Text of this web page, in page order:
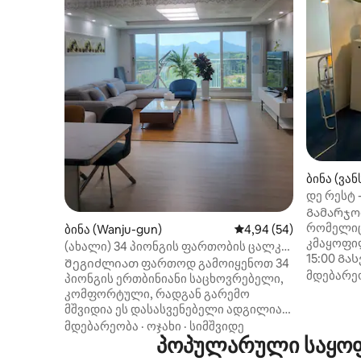
ბინა (Wanju-gun) საშუალო შეფასებაა
4,94 (54)
(ახალი) 34 პიონგის ფართობის ცალკე
სახლი #30 წუთში ჯეონჯუს ჰანოკის
სოფლამდე #10 წუთში ჯეონჯუს
ინოვაციურ ქალაქამდე #უფასო
პარკირების 2 ადგილი #4 უმაღლესი
ხარისხის საწოლი #პროექტორი
#Netflix
Შეგიძლიათ ფართოდ გამოიყენოთ 34
პიონგის ერთბინიანი საცხოვრებელი,
კომფორტული, რადგან გარემო
მშვიდია ეს დასასვენებელი ადგილია.
Ეს არის ახალი საცხოვრებელი,
რომელიც გაფორმებულია
ეკოლოგიურად სუფთა შპალერით,
მდებარეობა · ოჯახი · სიმშვიდე
ბინა
დე რესტ
15:00 Გასვლა: 11:00 -ჩვენი „დანარჩენი“
არის
წუთის
— 2
პოპულარული